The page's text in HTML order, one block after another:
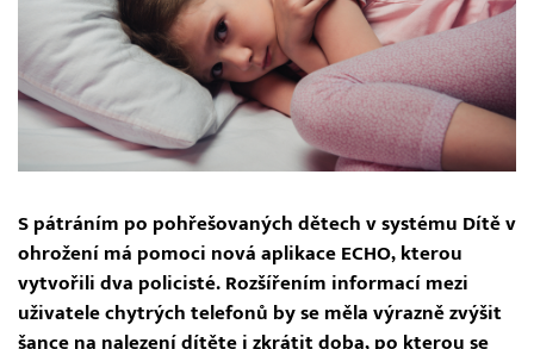
S pátráním po pohřešovaných dětech v systému Dítě v
ohrožení má pomoci nová aplikace ECHO, kterou
vytvořili dva policisté. Rozšířením informací mezi
uživatele chytrých telefonů by se měla výrazně zvýšit
šance na nalezení dítěte i zkrátit doba, po kterou se